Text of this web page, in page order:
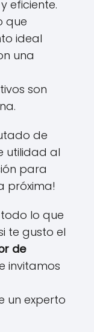
eficiente.
que
ideal
una
son
de
utilidad al
para
próxima!
todo lo que
te gusto el
de
invitamos
un experto